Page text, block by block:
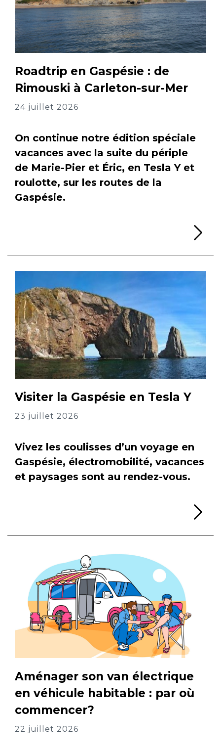
Roadtrip en Gaspésie : de
Rimouski à Carleton-sur-Mer
24 juillet 2026
On continue notre édition spéciale
vacances avec la suite du périple
de Marie-Pier et Éric, en Tesla Y et
roulotte, sur les routes de la
Gaspésie.
Visiter la Gaspésie en Tesla Y
23 juillet 2026
Vivez les coulisses d’un voyage en
Gaspésie, électromobilité, vacances
et paysages sont au rendez-vous.
Aménager son van électrique
en véhicule habitable : par où
commencer?
22 juillet 2026